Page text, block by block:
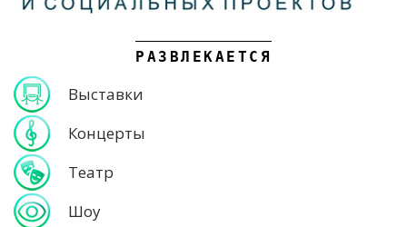
РАЗВЛЕКАЕТСЯ
Выставки
Концерты
Театр
Шоу